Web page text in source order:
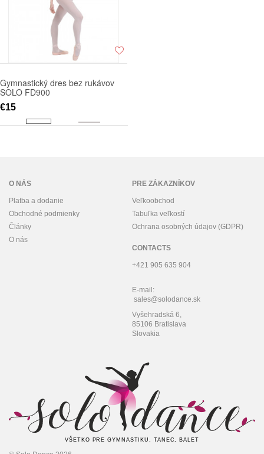
Gymnastický dres bez rukávov
SOLO FD900
€15
O NÁS
Platba a dodanie
Obchodné podmienky
Články
O nás
PRE ZÁKAZNÍKOV
Veľkoobchod
Tabuľka veľkostí
Ochrana osobných údajov (GDPR)
CONTACTS
+421 905 635 904
E-mail:
sales@solodance.sk
Vyšehradská 6,
85106 Bratislava
Slovakia
VŠETKO PRE GYMNASTIKU, TANEC, BALET